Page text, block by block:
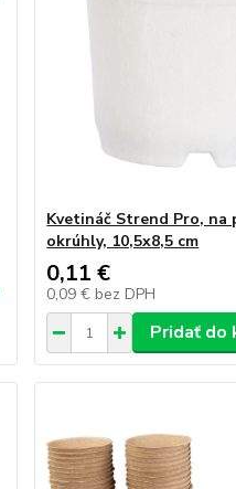
Kvetináč Strend Pro, na
okrúhly, 10,5x8,5 cm
0,11 €
0,09 € bez DPH
Pridať do